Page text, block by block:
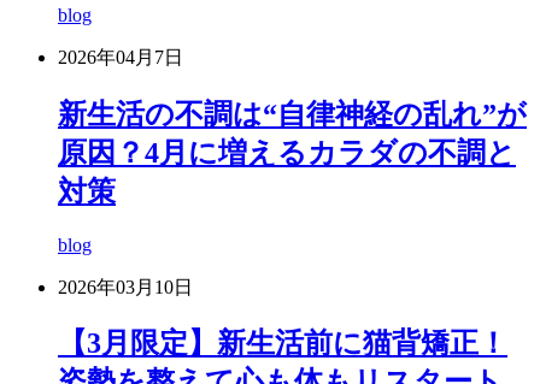
blog
2026年04月7日
新生活の不調は“自律神経の乱れ”が
原因？4月に増えるカラダの不調と
対策
blog
2026年03月10日
【3月限定】新生活前に猫背矯正！